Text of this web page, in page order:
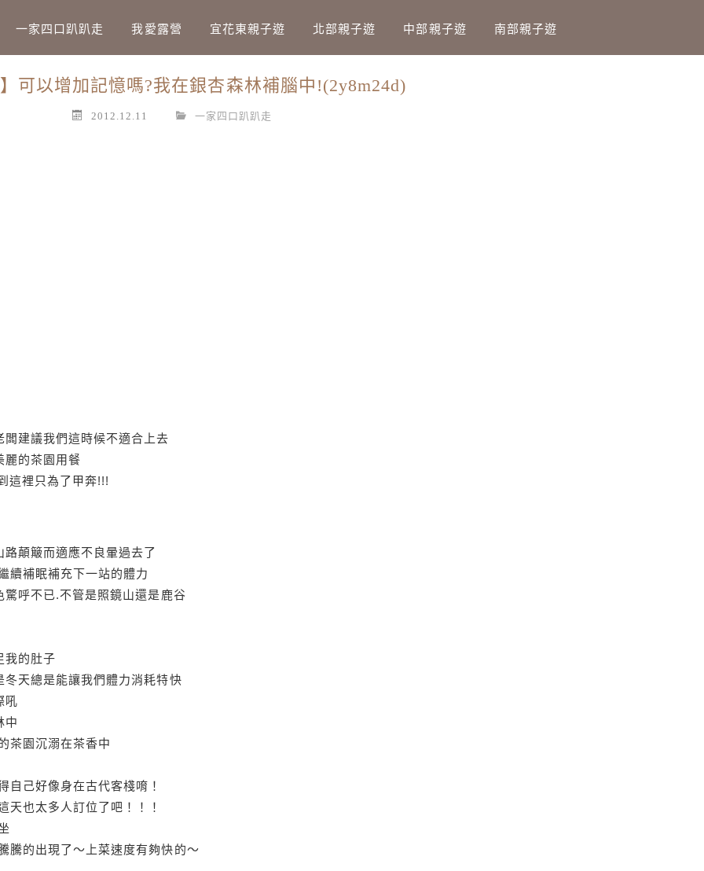
Main Menu
一家四口趴趴走 我愛露營 宜花東親子遊 北部親子遊 中部親子遊 南部親子遊
可以增加記憶嗎?我在銀杏森林補腦中!(2y8m24d)
2012.12.11 一家四口趴趴走
建議我們這時候不適合上去
麗的茶園用餐
這裡只為了甲奔!!!
顛簸而適應不良暈過去了
續補眠補充下一站的體力
呼不已.不管是照鏡山還是鹿谷
我的肚子
天總是能讓我們體力消耗特快
吼
中
茶園沉溺在茶香中
自己好像身在古代客棧唷！
天也太多人訂位了吧！！！
騰的出現了～上菜速度有夠快的～